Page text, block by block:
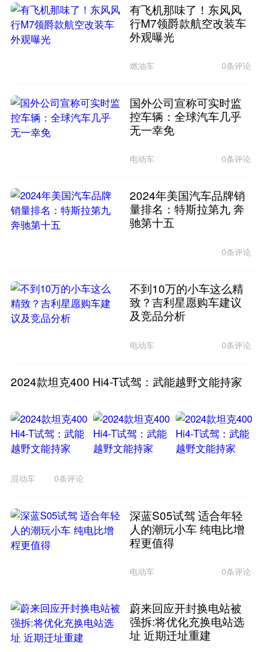
有飞机那味了！东风风
行M7领爵款航空改装车
外观曝光
燃油车 0条评论
国外公司宣称可实时监
控车辆：全球汽车几乎
无一幸免
电动车 0条评论
2024年美国汽车品牌销
量排名：特斯拉第九 奔
驰第十五
0条评论
不到10万的小车这么精
致？吉利星愿购车建议
及竞品分析
电动车 0条评论
2024款坦克400 Hi4-T试驾：武能越野文能持家
混动车 0条评论
深蓝S05试驾 适合年轻
人的潮玩小车 纯电比增
程更值得
电动车 0条评论
蔚来回应开封换电站被
强拆:将优化充换电站选
址 近期迁址重建